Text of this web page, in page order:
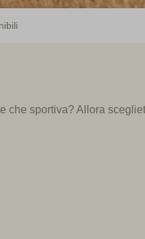
che sportiva? Allora